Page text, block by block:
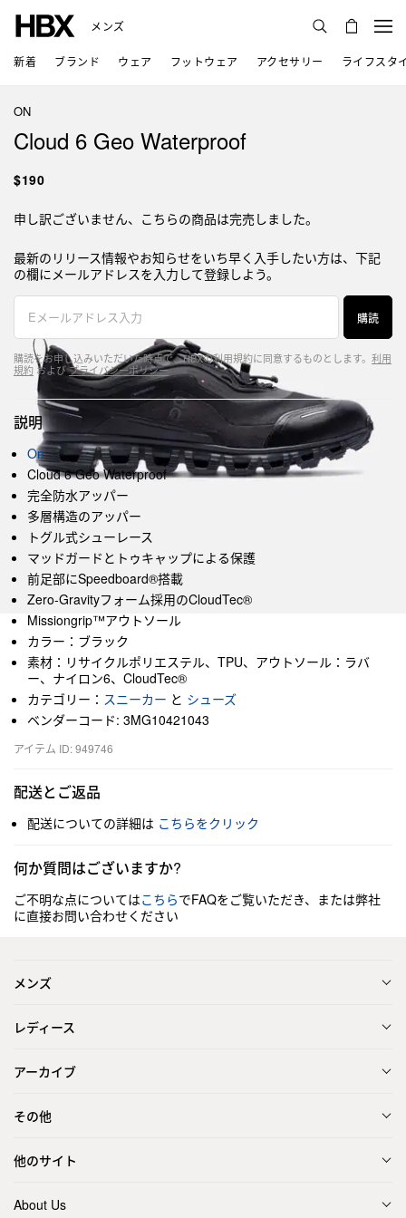
メンズ
新着 ブランド ウェア フットウェア アクセサリー ライフスタ
ON
Cloud 6 Geo Waterproof
$190
申し訳ございません、こちらの商品は完売しました。
最新のリリース情報やお知らせをいち早く入手したい方は、下記
の欄にメールアドレスを入力して登録しよう。
購読
購読をお申し込みいただいた時点で、HBXの利用規約に同意するものとします。 利用
規約 およびプライバシーポリシー
説明
On
Cloud 6 Geo Waterproof
完全防水アッパー
多層構造のアッパー
トグル式シューレース
マッドガードとトゥキャップによる保護
前足部にSpeedboard®搭載
Zero-Gravityフォーム採用のCloudTec®
Missiongrip™アウトソール
カラー：ブラック
素材：リサイクルポリエステル、TPU、アウトソール：ラバ
ー、ナイロン6、CloudTec®
カテゴリー： スニーカー と シューズ
ベンダーコード: 3MG10421043
アイテム ID: 949746
配送とご返品
配送についての詳細は こちらをクリック
何か質問はございますか?
ご不明な点についてはこちらでFAQをご覧いただき、または弊社
に直接お問い合わせください
メンズ
レディース
アーカイブ
その他
他のサイト
About Us